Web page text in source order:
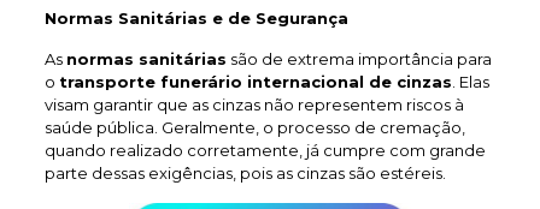
Normas Sanitárias e de Segurança
As normas sanitárias são de extrema importância para
o transporte funerário internacional de cinzas . Elas
visam garantir que as cinzas não representem riscos à
saúde pública. Geralmente, o processo de cremação,
quando realizado corretamente, já cumpre com grande
parte dessas exigências, pois as cinzas são estéreis.